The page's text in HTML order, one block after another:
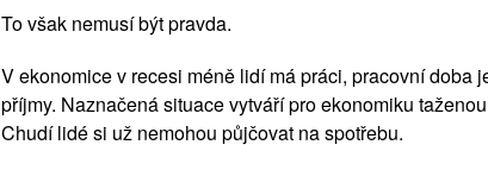
To však nemusí být pravda.
V ekonomice v recesi méně lidí má práci, pracovní doba
příjmy. Naznačená situace vytváří pro ekonomiku
Chudí lidé si už nemohou půjčovat na spotřebu.